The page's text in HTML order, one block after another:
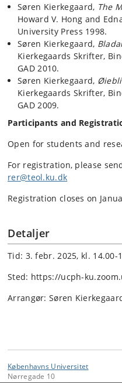
Søren Kierkegaard, The
Howard V. Hong and
University Press 1998.
Søren Kierkegaard,
Kierkegaards Skrifter,
GAD 2010.
Søren Kierkegaard,
Kierkegaards Skrifter,
GAD 2009.
Participants and
Open for students and
For registration, please
rer@teol.ku.dk
Registration closes on
Detaljer
Tid: 3. febr. 2025, kl. 14.00-
Sted: https://ucph-
Arrangør: Søren
Københavns Universitet
Nørregade 10